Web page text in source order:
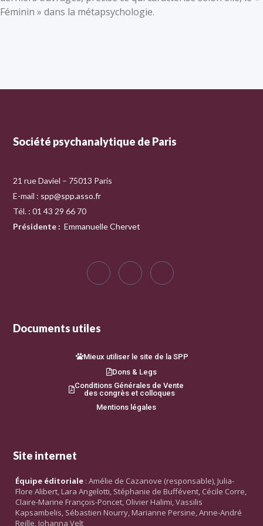
Féminin » dans la métapsychologie.
Société psychanalytique de Paris
21 rue Daviel – 75013 Paris
E-mail : spp@spp.asso.fr
Tél. : 01 43 29 66 70
Présidente : Emmanuelle Chervet
Documents utiles
Mieux utiliser le site de la SPP
Dons & Legs
Conditions Générales de Vente
des congrès et colloques
Mentions légales
Site internet
Équipe éditoriale : Amélie de Cazanove (responsable), Julia-
Flore Alibert, Lara Angelotti, Stéphanie de Buffévent, Cécile Corre,
Claire-Marine François-Poncet, Olivier Halimi, Vassilis
Kapsambelis, Sébastien Nourry, Marianne Persine, Anne-André
Reille, Johanna Velt